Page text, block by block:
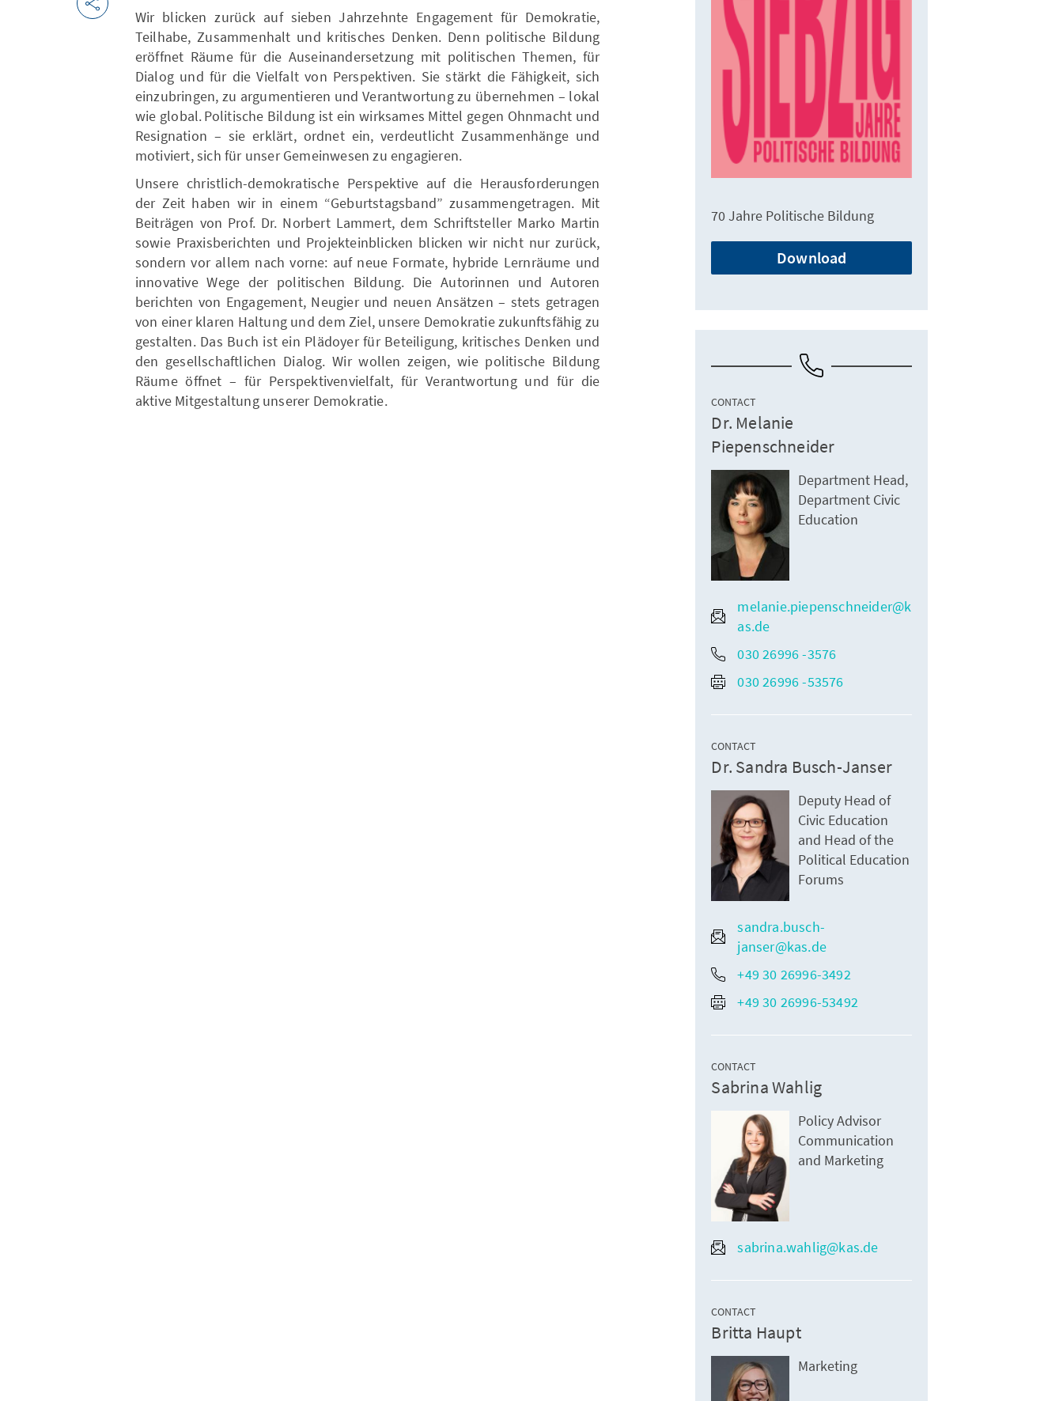
Wir blicken zurück auf sieben Jahrzehnte Engagement für Demokratie,
Teilhabe, Zusammenhalt und kritisches Denken. Denn politische Bildung
eröffnet Räume für die Auseinandersetzung mit politischen Themen, für
Dialog und für die Vielfalt von Perspektiven. Sie stärkt die Fähigkeit, sich
einzubringen, zu argumentieren und Verantwortung zu übernehmen – lokal
wie global. Politische Bildung ist ein wirksames Mittel gegen Ohnmacht und
Resignation – sie erklärt, ordnet ein, verdeutlicht Zusammenhänge und
motiviert, sich für unser Gemeinwesen zu engagieren.
Unsere christlich-demokratische Perspektive auf die Herausforderungen
der Zeit haben wir in einem “Geburtstagsband” zusammengetragen. Mit
Beiträgen von Prof. Dr. Norbert Lammert, dem Schriftsteller Marko Martin
sowie Praxisberichten und Projekteinblicken blicken wir nicht nur zurück,
sondern vor allem nach vorne: auf neue Formate, hybride Lernräume und
innovative Wege der politischen Bildung. Die Autorinnen und Autoren
berichten von Engagement, Neugier und neuen Ansätzen – stets getragen
von einer klaren Haltung und dem Ziel, unsere Demokratie zukunftsfähig zu
gestalten. Das Buch ist ein Plädoyer für Beteiligung, kritisches Denken und
den gesellschaftlichen Dialog. Wir wollen zeigen, wie politische Bildung
Räume öffnet – für Perspektivenvielfalt, für Verantwortung und für die
aktive Mitgestaltung unserer Demokratie.
70 Jahre Politische Bildung
Download
CONTACT
Dr. Melanie
Piepenschneider
Department Head,
Department Civic
Education
melanie.piepenschneider@k
as.de
030 26996 -3576
030 26996 -53576
CONTACT
Dr. Sandra Busch-Janser
Deputy Head of
Civic Education
and Head of the
Political Education
Forums
sandra.busch-
janser@kas.de
+49 30 26996-3492
+49 30 26996-53492
CONTACT
Sabrina Wahlig
Policy Advisor
Communication
and Marketing
sabrina.wahlig@kas.de
CONTACT
Britta Haupt
Marketing